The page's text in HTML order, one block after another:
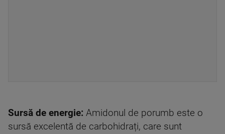
Sursă de energie: Amidonul de porumb este o
sursă excelentă de carbohidrați, care sunt